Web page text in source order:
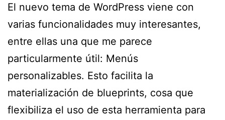
El nuevo tema de WordPress viene con
varias funcionalidades muy interesantes,
entre ellas una que me parece
particularmente útil: Menús
personalizables. Esto facilita la
materialización de blueprints, cosa que
flexibiliza el uso de esta herramienta para